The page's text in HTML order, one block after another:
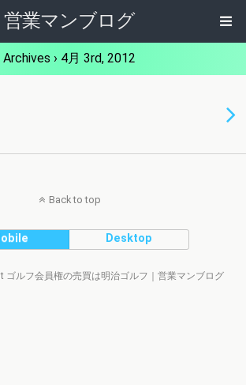
営業マンブログ
Archives › 4月 3rd, 2012
Back to top
Desktop
ゴルフ会員権の売買は明治ゴルフ｜営業マンブログ